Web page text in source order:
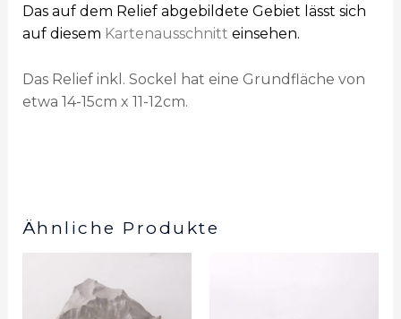
Das auf dem Relief abgebildete Gebiet lässt sich
auf diesem Kartenausschnitt einsehen.
Das Relief inkl. Sockel hat eine Grundfläche von
etwa 14-15cm x 11-12cm.
Ähnliche Produkte